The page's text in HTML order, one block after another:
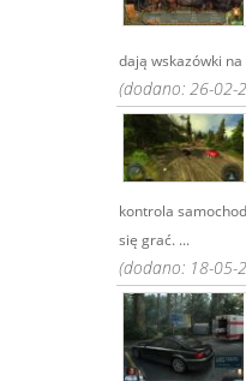
dają wskazówki
(dodano: 26-02-
kontrola
się grać. ...
(dodano: 18-05-